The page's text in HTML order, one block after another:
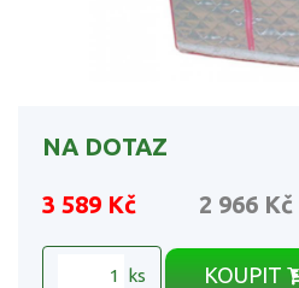
NA DOTAZ
3 589 Kč 2 966 Kč
ks KOUPIT